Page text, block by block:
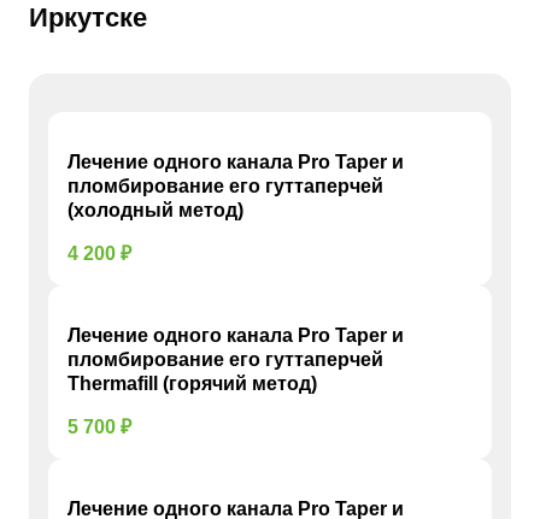
Иркутске
Лечение одного канала Pro Taper и
пломбирование его гуттаперчей
(холодный метод)
4 200 ₽
Лечение одного канала Pro Taper и
пломбирование его гуттаперчей
Thermafill (горячий метод)
5 700 ₽
Лечение одного канала Pro Taper и